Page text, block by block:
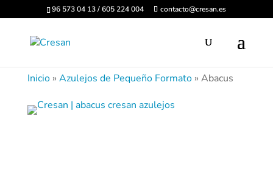
96 573 04 13 / 605 224 004 contacto@cresan.es
Inicio» Azulejos de Pequeño Formato» Abacus